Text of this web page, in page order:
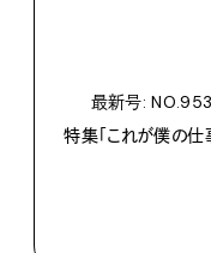
最新号: NO.953
特集「これが僕の仕